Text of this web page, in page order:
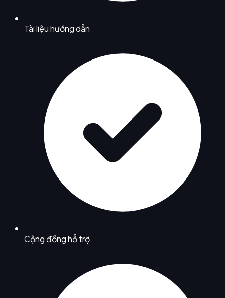
Tài liệu hướng dẫn
Cộng đồng hỗ trợ